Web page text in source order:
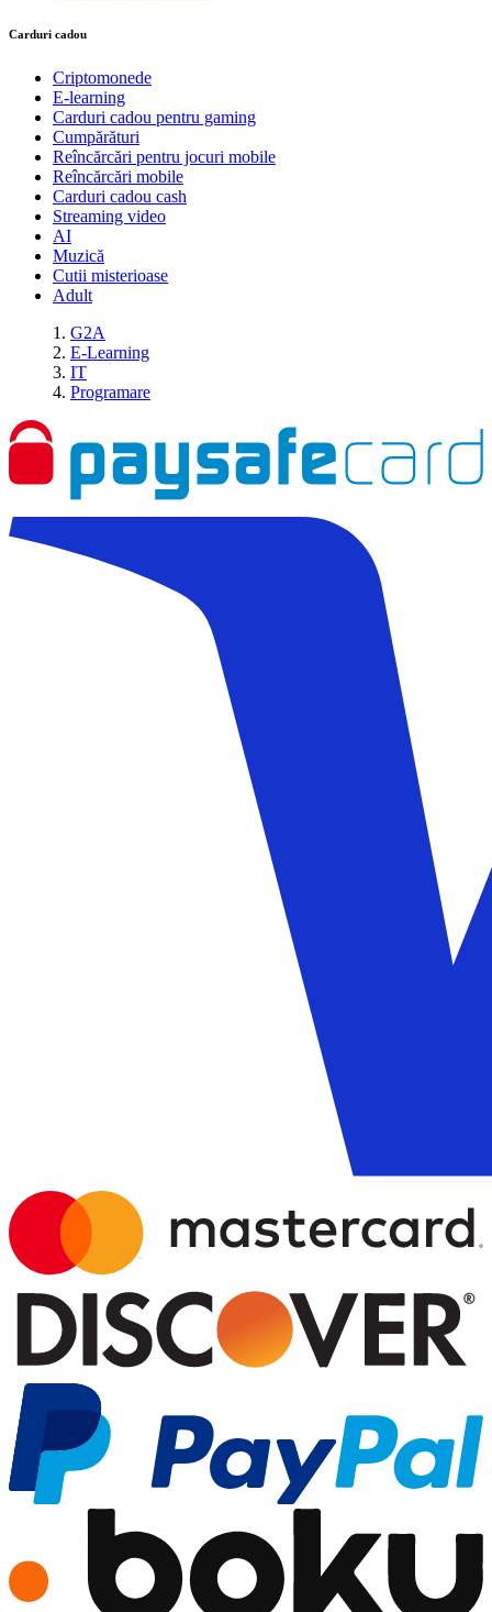
Carduri cadou
Criptomonede
E-learning
Carduri cadou pentru gaming
Cumpărături
Reîncărcări pentru jocuri mobile
Reîncărcări mobile
Carduri cadou cash
Streaming video
AI
Muzică
Cutii misterioase
Adult
G2A
E-Learning
IT
Programare